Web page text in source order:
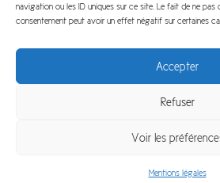
navigation ou les ID uniques sur ce site. Le fait de ne pas
consentement peut avoir un effet négatif sur certaines
Accepter
Refuser
Voir les
Mentions légales
Mentions légales
Plateforme